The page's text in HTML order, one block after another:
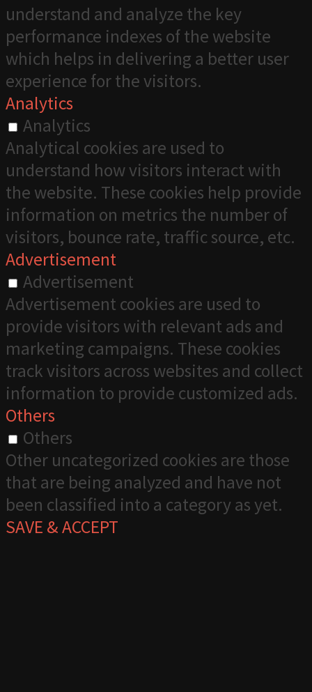
understand and analyze the key
performance indexes of the website
which helps in delivering a better user
experience for the visitors.
Analytics
Analytics
Analytical cookies are used to
understand how visitors interact with
the website. These cookies help provide
information on metrics the number of
visitors, bounce rate, traffic source, etc.
Advertisement
Advertisement
Advertisement cookies are used to
provide visitors with relevant ads and
marketing campaigns. These cookies
track visitors across websites and collect
information to provide customized ads.
Others
Others
Other uncategorized cookies are those
that are being analyzed and have not
been classified into a category as yet.
SAVE & ACCEPT